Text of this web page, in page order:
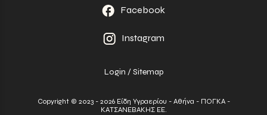
Facebook
Instagram
Login /Sitemap
Copyright © 2023 - 2026 Είδη Υγραερίου - Αθήνα - ΠΟΓΚΑ -
ΚΑΤΣΑΝΕΒΑΚΗΣ ΕΕ.